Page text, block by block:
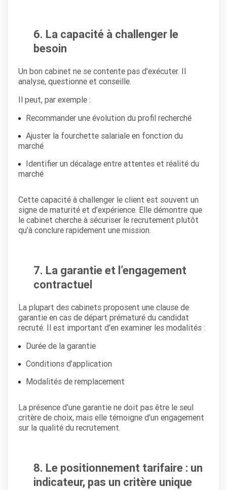
6. La capacité à challenger le
besoin
Un bon cabinet ne se contente pas d’exécuter. Il
analyse, questionne et conseille.
Il peut, par exemple :
Recommander une évolution du profil recherché
Ajuster la fourchette salariale en fonction du
marché
Identifier un décalage entre attentes et réalité du
marché
Cette capacité à challenger le client est souvent un
signe de maturité et d’expérience. Elle démontre que
le cabinet cherche à sécuriser le recrutement plutôt
qu’à conclure rapidement une mission.
7. La garantie et l’engagement
contractuel
La plupart des cabinets proposent une clause de
garantie en cas de départ prématuré du candidat
recruté. Il est important d’en examiner les modalités :
Durée de la garantie
Conditions d’application
Modalités de remplacement
La présence d’une garantie ne doit pas être le seul
critère de choix, mais elle témoigne d’un engagement
sur la qualité du recrutement.
8. Le positionnement tarifaire : un
indicateur, pas un critère unique